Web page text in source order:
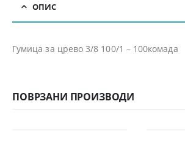
ОПИС
Гумица за црево 3/8 100/1 – 100комада
ПОВРЗАНИ ПРОИЗВОДИ